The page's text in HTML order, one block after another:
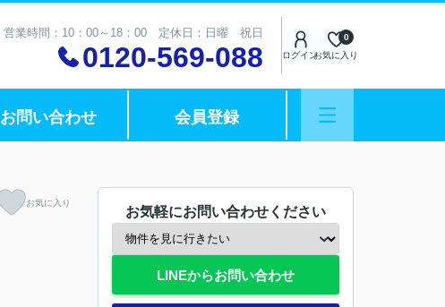
営業時間：10：00～18：00 定休日：日曜 祝日
0120-569-088 ログインお気に入り
0
お問い合わせ 会員登録
お気に入り
お気軽にお問い合わせください
LINEからお問い合わせ